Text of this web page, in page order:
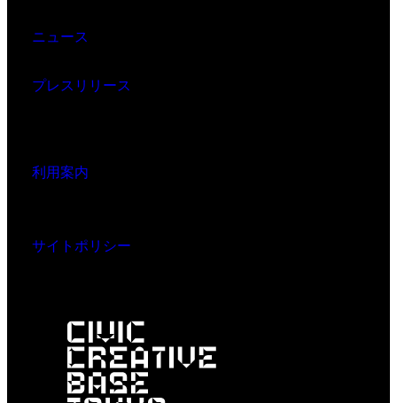
ニュース
プレスリリース
利用案内
サイトポリシー